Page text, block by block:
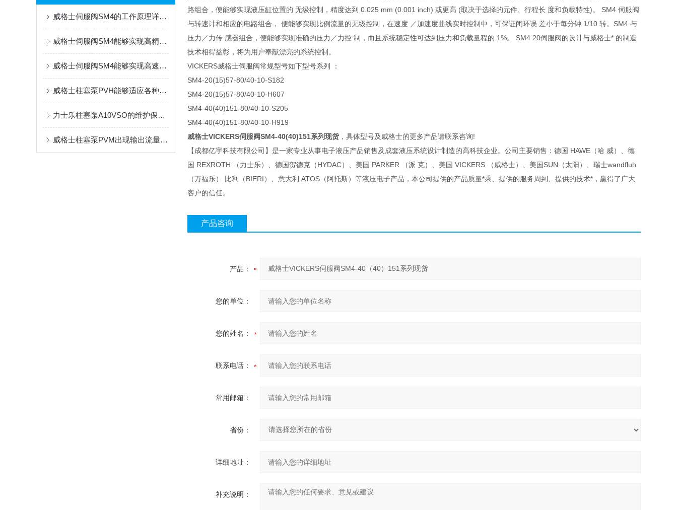
威格士伺服阀SM4的工作原理详细分析
威格士伺服阀SM4能够实现高精度的运动控制
威格士伺服阀SM4能够实现高速、准确的运动控制
威格士柱塞泵PVH能够适应各种高压工况
力士乐柱塞泵A10VSO的维护保养小技巧分享
威格士柱塞泵PVM出现输出流量不足或不输出油故障的解决方法
路组合，便能够实现液压缸位置的 无级控制，精度达到 0.025 mm (0.001 inch) 或更高 (取决于选择的元件、行程长 度和负载特性)。 SM4 伺服阀
与转速计和相应的电路组合， 便能够实现比例流量的无级控制，在速度 ／加速度曲线实时控制中，可保证闭环误 差小于每分钟 1/10 转。SM4 与
压力／力传 感器组合，便能够实现准确的压力／力控 制，而且系统稳定性可达到压力和负载量程的 1%。 SM4 20伺服阀的设计与威格士* 的制造
技术相得益彰，将为用户奉献漂亮的系统控制。
VICKERS威格士伺服阀常规型号如下型号系列 ：
SM4-20(15)57-80/40-10-S182
SM4-20(15)57-80/40-10-H607
SM4-40(40)151-80/40-10-S205
SM4-40(40)151-80/40-10-H919
威格士VICKERS伺服阀SM4-40(40)151系列现货，具体型号及威格士的更多产品请联系咨询!
【成都亿宇科技有限公司】是一家专业从事电子液压产品销售及成套液压系统设计制造的高科技企业。公司主要销售：德国 HAWE（哈 威）、德
国 REXROTH （力士乐）、德国贺德克（HYDAC）、美国 PARKER （派 克）、美国 VICKERS （威格士）、美国SUN（太阳）、瑞士wandfluh
（万福乐） 比利（BIERI）、意大利 ATOS（阿托斯）等液压电子产品，本公司提供的产品质量*乘、提供的服务周到、提供的技术*，赢得了广大
客户的信任。
产品咨询
产品：
您的单位：
您的姓名：
联系电话：
常用邮箱：
省份：
详细地址：
补充说明：